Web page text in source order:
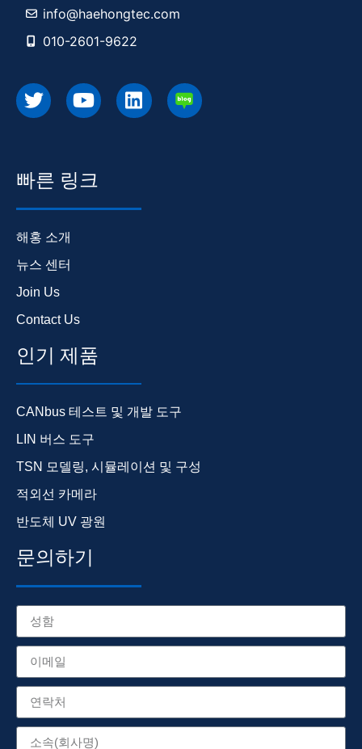
info@haehongtec.com
010-2601-9622
빠른 링크
해홍 소개
뉴스 센터
Join Us
Contact Us
인기 제품
CANbus 테스트 및 개발 도구
LIN 버스 도구
TSN 모델링, 시뮬레이션 및 구성
적외선 카메라
반도체 UV 광원
문의하기